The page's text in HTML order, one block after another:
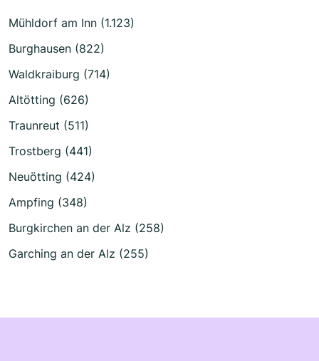
Mühldorf am Inn (1.123)
Burghausen (822)
Waldkraiburg (714)
Altötting (626)
Traunreut (511)
Trostberg (441)
Neuötting (424)
Ampfing (348)
Burgkirchen an der Alz (258)
Garching an der Alz (255)